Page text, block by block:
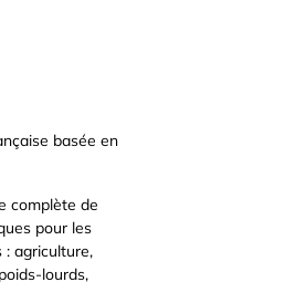
basée en
complète de
pour les
agriculture,
lourds,